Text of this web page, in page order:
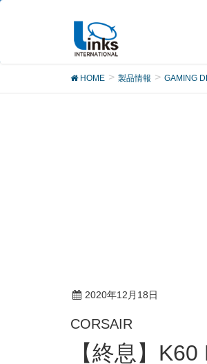
製品
HOME 製品情報 GAMING
2020年12月18日
CORSAIR
【終息】